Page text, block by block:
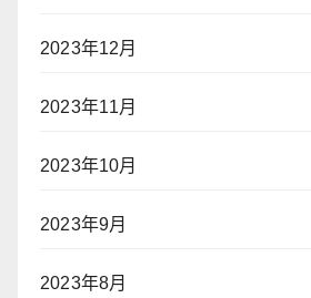
2023年12月
2023年11月
2023年10月
2023年9月
2023年8月